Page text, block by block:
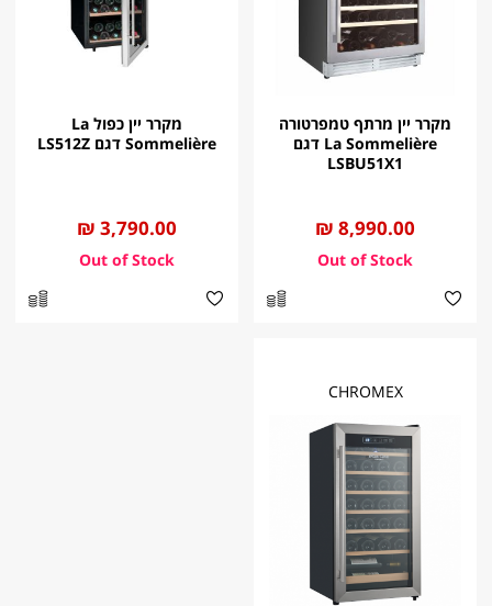
מקרר יין מרתף טמפרטורה
La Sommelière דגם
LSBU51X1
החל
מ
8,990.00 ₪
מקרר יין כפול La
Sommelière דגם LS512Z
החל
מ
3,790.00 ₪
CHROMEX